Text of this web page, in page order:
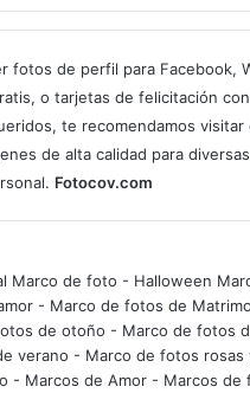
fotos de perfil para Facebook,
o tarjetas de felicitación
te recomendamos visitar
de alta calidad para
Fotocov.com
Marco de foto - Halloween
- Marco de fotos de
de otoño - Marco de fotos
verano - Marco de fotos rosas
- Marcos de Amor - Marcos de